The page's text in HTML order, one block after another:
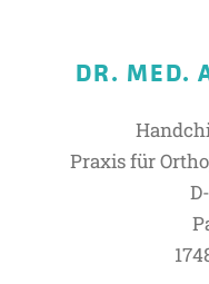
DR. MED.
Praxis für